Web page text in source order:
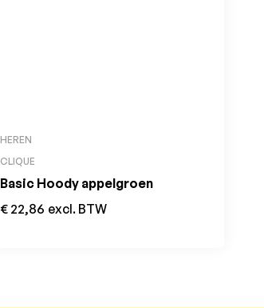
HEREN
CLIQUE
Basic Hoody appelgroen
€ 22,86 excl. BTW